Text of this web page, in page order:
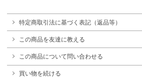
特定商取引法に基づく表記（返品等）
この商品を友達に教える
この商品について問い合わせる
買い物を続ける